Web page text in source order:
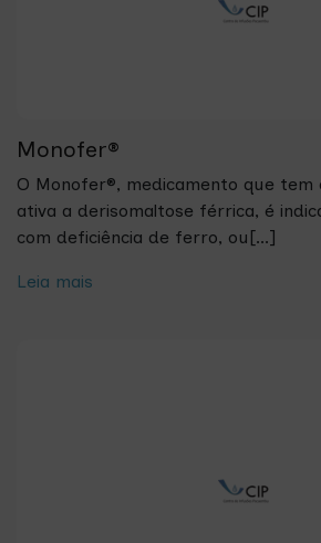
Monofer®
O Monofer®, medicamento que tem
ativa a derisomaltose férrica, é
com deficiência de ferro, ou[...]
Leia mais